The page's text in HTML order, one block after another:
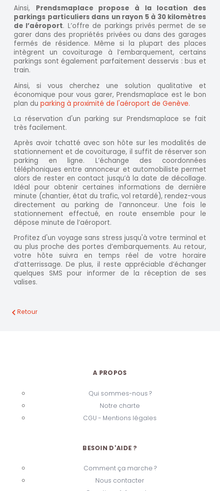
Ainsi, Prendsmaplace propose à la location des
parkings particuliers dans un rayon 5 à 30 kilomètres
de l’aéroport. L’offre de parkings privés permet de se
garer dans des propriétés privées ou dans des garages
fermés de résidence. Même si la plupart des places
intègrent un covoiturage à l’embarquement, certains
parkings sont également parfaitement desservis : bus et
train.
Ainsi, si vous cherchez une solution qualitative et
économique pour vous garer, Prendsmaplace est le bon
plan du parking à proximité de l'aéroport de Genève.
La réservation d'un parking sur Prendsmaplace se fait
très facilement.
Après avoir tchatté avec son hôte sur les modalités de
stationnement et de covoiturage, il suffit de réserver son
parking en ligne. L’échange des coordonnées
téléphoniques entre annonceur et automobiliste permet
alors de rester en contact jusqu’à la date de décollage.
Idéal pour obtenir certaines informations de dernière
minute (chantier, état du trafic, vol retardé), rendez-vous
directement au parking de l’annonceur. Une fois le
stationnement effectué, en route ensemble pour le
dépose minute de l’aéroport.
Profitez d'un voyage sans stress jusqu'à votre terminal et
au plus proche des portes d’embarquements. Au retour,
votre hôte suivra en temps réel de votre horaire
d’atterrissage. De plus, il reste appréciable d’échanger
quelques SMS pour informer de la réception de ses
valises.
Retour
A PROPOS
Qui sommes-nous ?
Notre charte
CGU - Mentions légales
BESOIN D'AIDE ?
Comment ça marche ?
Nous contacter